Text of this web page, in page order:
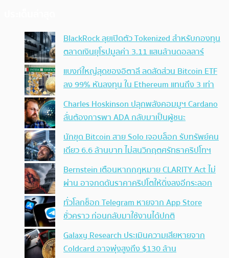
BlackRock ลุยเปิดตัว Tokenized สำหรับกองทุน
ตลาดเงินยุโรปมูลค่า 3.11 แสนล้านดอลลาร์
แบงก์ใหญ่สุดของอิตาลี ลดสัดส่วน Bitcoin ETF
ลง 99% หันลงทุน ใน Ethereum แทนถึง 3 เท่า
Charles Hoskinson ปลุกพลังคอมมูฯ Cardano
ลั่นต้องการพา ADA กลับมาเป็นผู้ชนะ
นักขุด Bitcoin สาย Solo เจอบล็อก รับทรัพย์คน
เดียว 6.6 ล้านบาท ไม่สนวิกฤตศรัทธาคริปโทฯ
Bernstein เตือนหากกฎหมาย CLARITY Act ไม่
ผ่าน อาจกดดันราคาคริปโตให้ดิ่งลงอีกระลอก
ทั่วโลกช็อก Telegram หายจาก App Store
ชั่วคราว ก่อนกลับมาใช้งานได้ปกติ
Galaxy Research ประเมินความเสียหายจาก
Coldcard อาจพุ่งสูงถึง $130 ล้าน